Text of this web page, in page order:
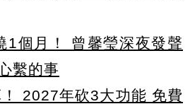
1個月！ 曾馨瑩深夜發聲
繫的事
2027年砍3大功能 免費